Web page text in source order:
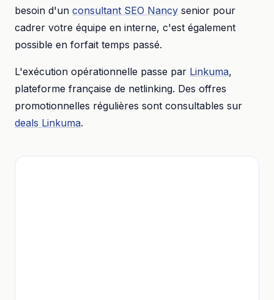
besoin d'un consultant SEO Nancy senior pour
cadrer votre équipe en interne, c'est également
possible en forfait temps passé.
L'exécution opérationnelle passe par Linkuma,
plateforme française de netlinking. Des offres
promotionnelles régulières sont consultables sur
deals Linkuma.